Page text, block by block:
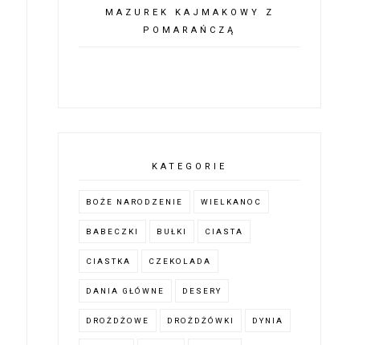
MAZUREK KAJMAKOWY Z
POMARAŃCZĄ
KATEGORIE
BOŻE NARODZENIE WIELKANOC
BABECZKI BUŁKI CIASTA
CIASTKA CZEKOLADA
DANIA GŁÓWNE DESERY
DROŻDŻOWE DROŻDŻÓWKI DYNIA